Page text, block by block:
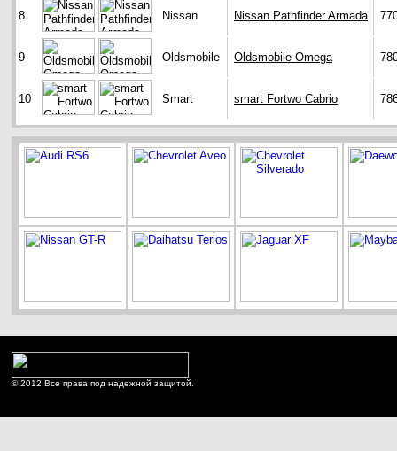
8 Nissan Nissan Pathfinder Armada
9 Oldsmobile Oldsmobile Omega
10 Smart smart Fortwo Cabrio
© 2012 Все права под надежной защитой.